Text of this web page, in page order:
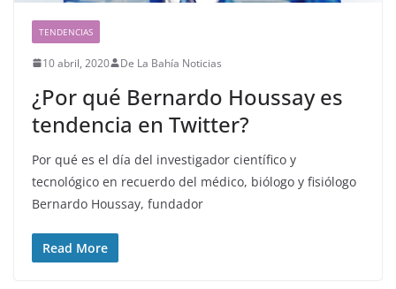
TENDENCIAS
10 abril, 2020 De La Bahía Noticias
¿Por qué Bernardo Houssay es
tendencia en Twitter?
Por qué es el día del investigador científico y
tecnológico en recuerdo del médico, biólogo y fisiólogo
Bernardo Houssay, fundador
Read More